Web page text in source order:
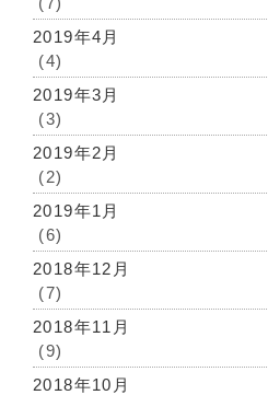
2019年4月
(4)
2019年3月
(3)
2019年2月
(2)
2019年1月
(6)
2018年12月
(7)
2018年11月
(9)
2018年10月